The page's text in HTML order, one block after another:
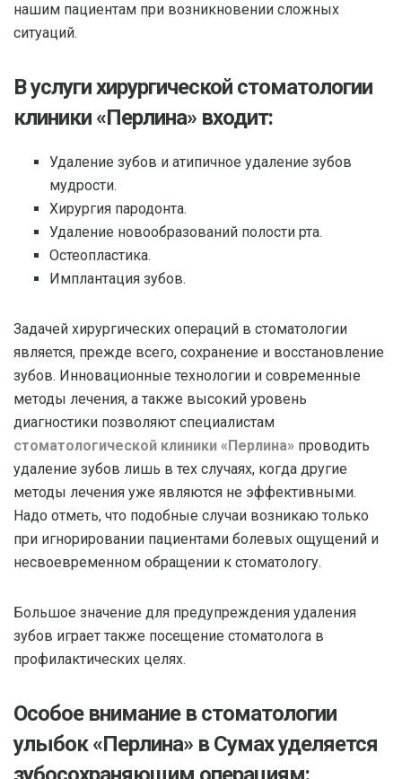
нашим пациентам при возникновении сложных
ситуаций.
В услуги хирургической стоматологии
клиники «Перлина» входит:
Удаление зубов и атипичное удаление зубов
мудрости.
Хирургия пародонта.
Удаление новообразований полости рта.
Остеопластика.
Имплантация зубов.
Задачей хирургических операций в стоматологии
является, прежде всего, сохранение и восстановление
зубов. Инновационные технологии и современные
методы лечения, а также высокий уровень
диагностики позволяют специалистам
стоматологической клиники «Перлина» проводить
удаление зубов лишь в тех случаях, когда другие
методы лечения уже являются не эффективными.
Надо отметь, что подобные случаи возникаю только
при игнорировании пациентами болевых ощущений и
несвоевременном обращении к стоматологу.
Большое значение для предупреждения удаления
зубов играет также посещение стоматолога в
профилактических целях.
Особое внимание в стоматологии
улыбок «Перлина» в Сумах уделяется